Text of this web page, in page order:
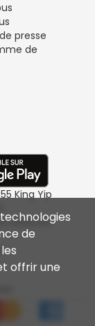
presse
de
King Yip
réservés.
de
offrir une